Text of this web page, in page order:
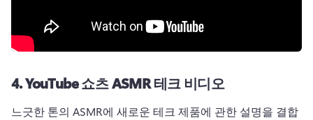
4.YouTube 쇼츠 ASMR 테크 비디오
느긋한 톤의 ASMR에 새로운 테크 제품에 관한 설명을 결합